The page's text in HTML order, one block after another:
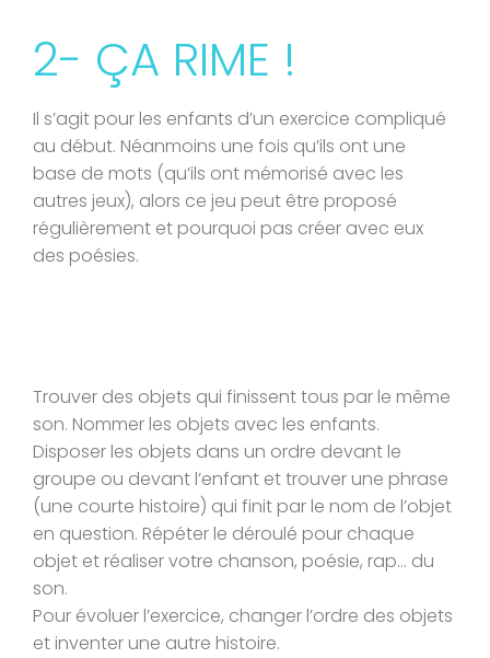
2- ÇA RIME !
Il s’agit pour les enfants d’un exercice compliqué
au début. Néanmoins une fois qu’ils ont une
base de mots (qu’ils ont mémorisé avec les
autres jeux), alors ce jeu peut être proposé
régulièrement et pourquoi pas créer avec eux
des poésies.
Trouver des objets qui finissent tous par le même
son. Nommer les objets avec les enfants.
Disposer les objets dans un ordre devant le
groupe ou devant l’enfant et trouver une phrase
(une courte histoire) qui finit par le nom de l’objet
en question. Répéter le déroulé pour chaque
objet et réaliser votre chanson, poésie, rap… du
son.
Pour évoluer l’exercice, changer l’ordre des objets
et inventer une autre histoire.